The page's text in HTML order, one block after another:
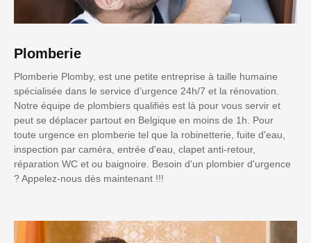
Plomberie
Plomberie Plomby, est une petite entreprise à taille humaine
spécialisée dans le service d’urgence 24h/7 et la rénovation.
Notre équipe de plombiers qualifiés est là pour vous servir et
peut se déplacer partout en Belgique en moins de 1h. Pour
toute urgence en plomberie tel que la robinetterie, fuite d'eau,
inspection par caméra, entrée d'eau, clapet anti-retour,
réparation WC et ou baignoire. Besoin d'un plombier d'urgence
? Appelez-nous dès maintenant !!!